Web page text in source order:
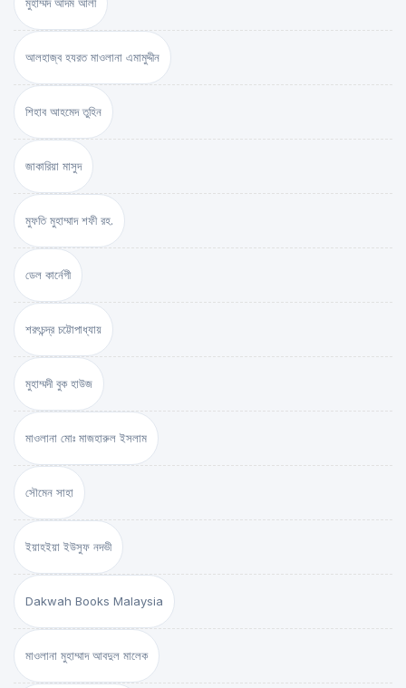
মুহাম্মদ আদম আলী
আলহাজ্ব হযরত মাওলানা এমামুদ্দীন
শিহাব আহমেদ তুহিন
জাকারিয়া মাসুদ
মুফতি মুহাম্মাদ শফী রহ.
ডেল কার্নেগী
শরৎচন্দ্র চট্টোপাধ্যায়
মুহাম্মদী বুক হাউজ
মাওলানা মোঃ মাজহারুল ইসলাম
সৌমেন সাহা
ইয়াহইয়া ইউসুফ নদভী
Dakwah Books Malaysia
মাওলানা মুহাম্মাদ আবদুল মালেক